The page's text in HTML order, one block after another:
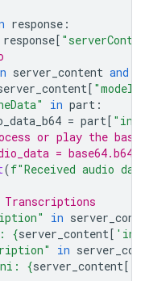
response :
response[
server_content and
[
in part :
= part[
or play the
=
(f"Received audio
Transcriptions
in
{server_content[
in
{server_content[